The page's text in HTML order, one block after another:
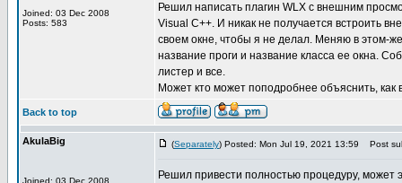
Joined: 03 Dec 2008
Posts: 583
Решил написать плагин WLX с внешним
Visual C++. И никак не получается встроить
своем окне, чтобы я не делал. Меняю в этом-
название проги и название класса ее окна.
листер и все.
Может кто может поподробнее объяснить, как
Back to top
AkulaBig
Joined: 03 Dec 2008
(Separately) Posted: Mon Jul 19, 2021 13:59 Post
Решил привести полностью процедуру, может